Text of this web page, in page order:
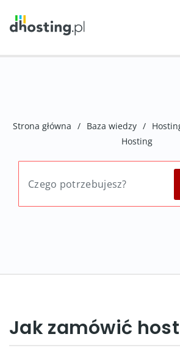
Strona główna / Baza wiedzy /
Hosting
Jak zamówić